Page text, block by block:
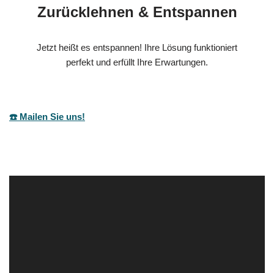
Zurücklehnen & Entspannen
Jetzt heißt es entspannen! Ihre Lösung funktioniert
perfekt und erfüllt Ihre Erwartungen.
☎️ Mailen Sie uns!